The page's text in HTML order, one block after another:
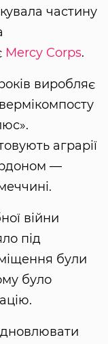
частину
Mercy Corps.
виробляє
аграрії
—
війни
під
були
було